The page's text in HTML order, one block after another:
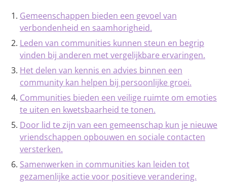
Gemeenschappen bieden een gevoel van
verbondenheid en saamhorigheid.
Leden van communities kunnen steun en begrip
vinden bij anderen met vergelijkbare ervaringen.
Het delen van kennis en advies binnen een
community kan helpen bij persoonlijke groei.
Communities bieden een veilige ruimte om emoties
te uiten en kwetsbaarheid te tonen.
Door lid te zijn van een gemeenschap kun je nieuwe
vriendschappen opbouwen en sociale contacten
versterken.
Samenwerken in communities kan leiden tot
gezamenlijke actie voor positieve verandering.